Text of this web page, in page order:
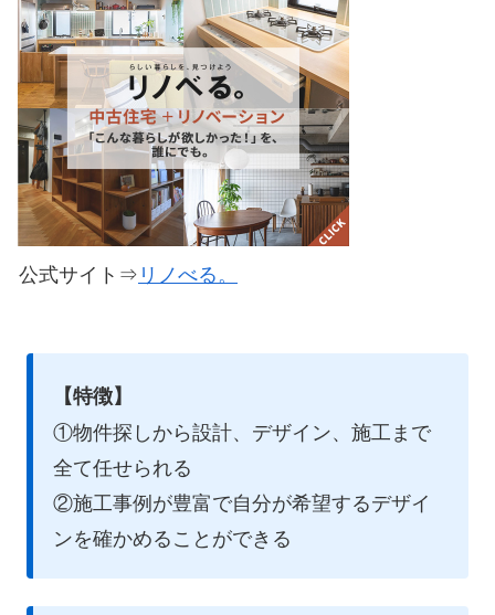
公式サイト⇒リノべる。
【特徴】
①物件探しから設計、デザイン、施工まで
全て任せられる
②施工事例が豊富で自分が希望するデザイ
ンを確かめることができる